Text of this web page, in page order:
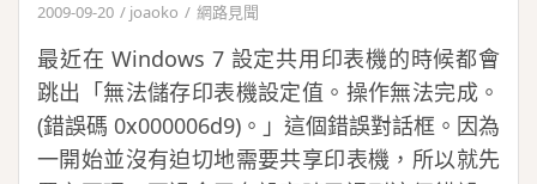
2009-09-20 joaoko 網路見聞
最近在 Windows 7 設定共用印表機的時候都會
跳出「無法儲存印表機設定值。操作無法完成。
(錯誤碼 0x000006d9)。」這個錯誤對話框。因為
一開始並沒有迫切地需要共享印表機，所以就先